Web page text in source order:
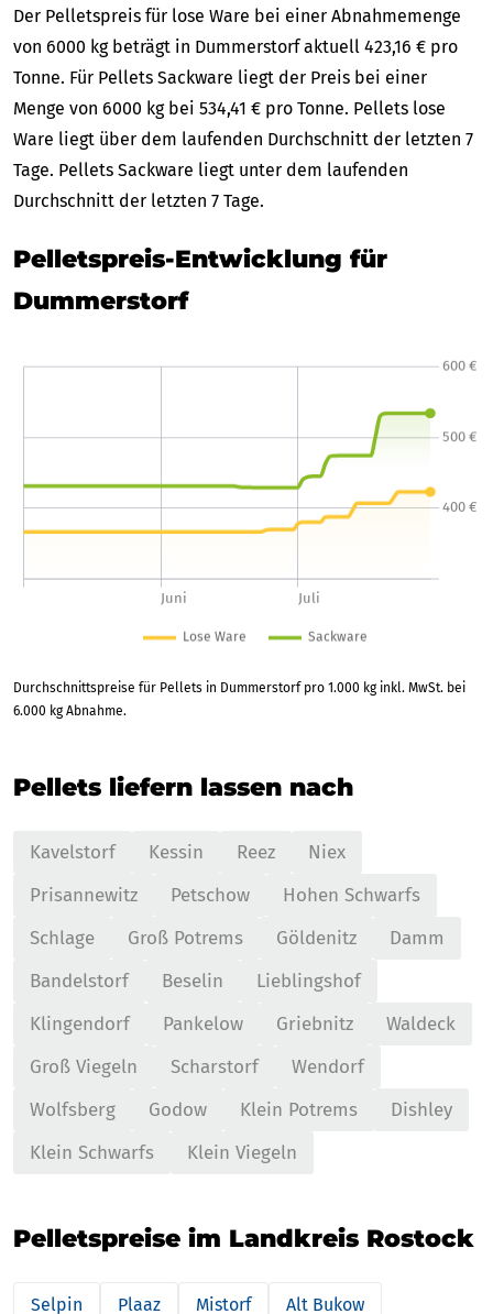
Der Pelletspreis für lose Ware bei einer Abnahmemenge
von 6000 kg beträgt in Dummerstorf aktuell 423,16 € pro
Tonne. Für Pellets Sackware liegt der Preis bei einer
Menge von 6000 kg bei 534,41 € pro Tonne. Pellets lose
Ware liegt über dem laufenden Durchschnitt der letzten 7
Tage. Pellets Sackware liegt unter dem laufenden
Durchschnitt der letzten 7 Tage.
Pelletspreis-Entwicklung für
Dummerstorf
Durchschnittspreise für Pellets in Dummerstorf pro 1.000 kg inkl. MwSt. bei
6.000 kg Abnahme.
Pellets liefern lassen nach
Kavelstorf Kessin Reez
Niex
Prisannewitz
Petschow
Hohen Schwarfs
Schlage
Groß Potrems Göldenitz
Damm
Bandelstorf
Beselin
Lieblingshof
Klingendorf
Pankelow Griebnitz
Waldeck
Groß Viegeln
Scharstorf
Wendorf
Wolfsberg
Godow Klein Potrems
Dishley
Klein Schwarfs
Klein Viegeln
Pelletspreise im Landkreis Rostock
Selpin Plaaz Mistorf Alt Bukow